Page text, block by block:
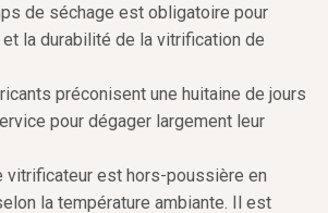
de séchage est obligatoire pour
la durabilité de la vitrification de
préconisent une huitaine de jours
pour dégager largement leur
vitrificateur est hors-poussière en
la température ambiante. Il est